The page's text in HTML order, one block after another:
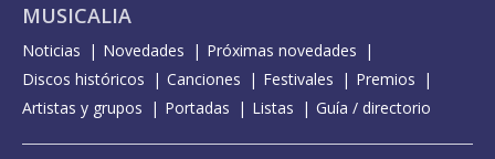
MUSICALIA
Noticias Novedades
Próximas novedades
Discos históricos
Canciones Festivales
Premios
Artistas y grupos
Portadas Listas Guía / directorio